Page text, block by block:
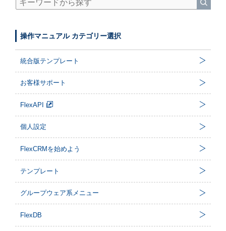
操作マニュアル カテゴリー選択
統合版テンプレート
お客様サポート
FlexAPI
個人設定
FlexCRMを始めよう
テンプレート
グループウェア系メニュー
FlexDB